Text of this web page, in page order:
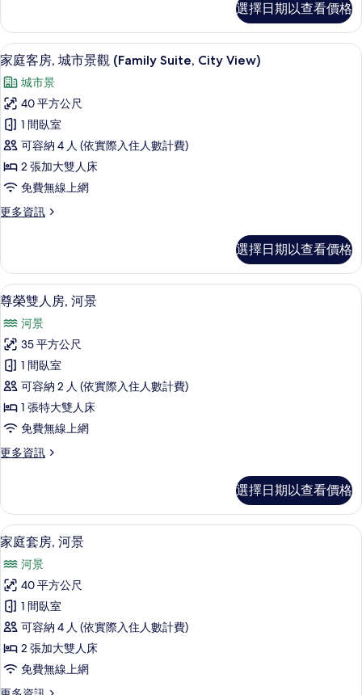
觀
的
所
有
相
片
三
人
房,
城
市
景
觀
的
詳
情
選擇日期以查看價格
顯
示
家
庭
客
房,
城
景
(Family
Suite,
City
View)
的
所
有
相
片
高級寢具、羽絨被、記憶床墊、迷你吧
7
家庭客房, 城市景觀 (Family Suite, City View)
城市景
40 平方公尺
1 間臥室
可容納 4 人 (依實際入住人數計費)
2 張加大雙人床
免費無線上網
更多資訊
更
客
房,
城
市
景
觀
(Family
Suite,
City
View)
的
詳
選擇日期以查看價格
顯
示
尊
榮
雙
人
房,
景
所
有
相
片
尊榮雙人房, 河景 | 高級寢具、羽絨被
13
尊榮雙人房, 河景
河景
35 平方公尺
1 間臥室
可容納 2 人 (依實際入住人數計費)
1 張特大雙人床
免費無線上網
更多資訊
更
雙
人
房,
河
景
的
詳
情
選擇日期以查看價格
顯
示
家
庭
套
房,
河
家庭套房, 河景 | 高級寢具、羽絨被、
8
家庭套房, 河景
河景
40 平方公尺
1 間臥室
可容納 4 人 (依實際入住人數計費)
2 張加大雙人床
免費無線上網